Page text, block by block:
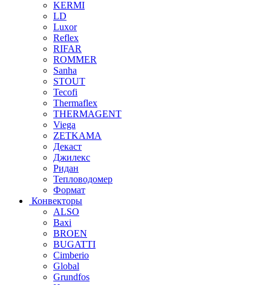
KERMI
LD
Luxor
Reflex
RIFAR
ROMMER
Sanha
STOUT
Tecofi
Thermaflex
THERMAGENT
Viega
ZETKAMA
Декаст
Джилекс
Ридан
Тепловодомер
Формат
Конвекторы
ALSO
Baxi
BROEN
BUGATTI
Cimberio
Global
Grundfos